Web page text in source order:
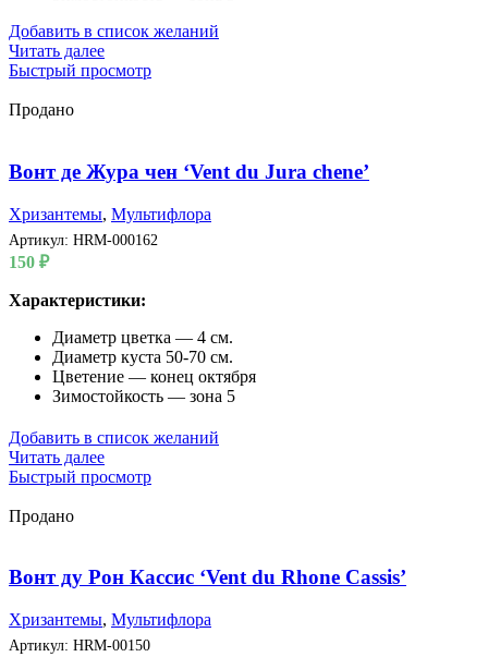
Добавить в список желаний
Читать далее
Быстрый просмотр
Продано
Вонт де Жура чен ‘Vent du Jura chene’
Хризантемы, Мультифлора
Артикул: HRM-000162
150 ₽
Характеристики:
Диаметр цветка — 4 см.
Диаметр куста 50-70 см.
Цветение — конец октября
Зимостойкость — зона 5
Добавить в список желаний
Читать далее
Быстрый просмотр
Продано
Вонт ду Рон Кассис ‘Vent du Rhone Cassis’
Хризантемы, Мультифлора
Артикул: HRM-00150